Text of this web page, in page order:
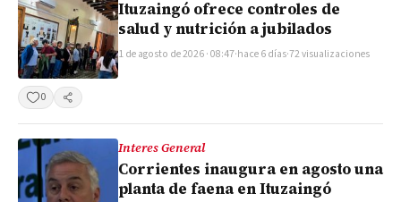
Ituzaingó ofrece controles de
salud y nutrición a jubilados
1 de agosto de 2026 · 08:47·hace 6 días·72 visualizaciones
0 Compartir
Interes General
Corrientes inaugura en agosto una
planta de faena en Ituzaingó